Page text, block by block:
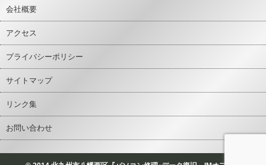
会社概要
アクセス
プライバシーポリシー
サイトマップ
リンク集
お問い合わせ